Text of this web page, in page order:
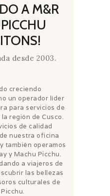
A M&R
desde 2003.
creciendo
un operador líder
para servicios de
región de Cusco.
de calidad
nuestra oficina
también operamos
y Machu Picchu.
a viajeros de
las bellezas
culturales de